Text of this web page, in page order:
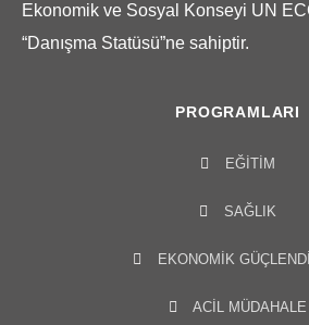
Ekonomik ve Sosyal Konseyi UN
“Danışma Statüsü”ne sahiptir.
PROGRAMLARI
EĞITIM
SAĞLIK
EKONOMIK
ACIL MÜDAHALE